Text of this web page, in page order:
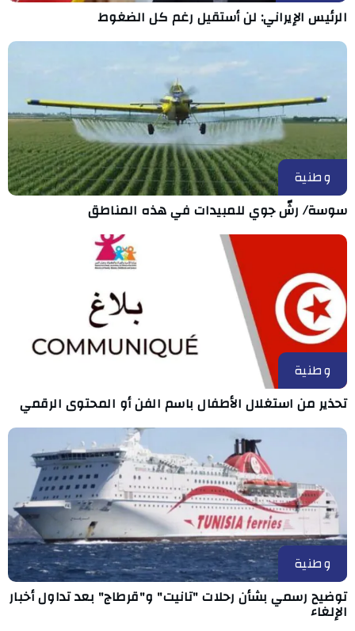
الرئيس الإيراني: لن أستقيل رغم كل الضغوط
وطنية
سوسة/ رشّ جوي للمبيدات في هذه المناطق
وطنية
تحذير من استغلال الأطفال باسم الفن أو المحتوى الرقمي
وطنية
توضيح رسمي بشأن رحلات "تانيت" و"قرطاج" بعد تداول أخبار
الإلغاء